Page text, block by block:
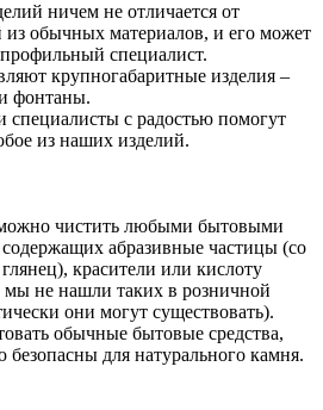
ничем не отличается от
из обычных материалов, и его может
специалист.
крупногабаритные изделия –
фонтаны.
специалисты с радостью помогут
из наших изделий.
чистить любыми бытовыми
абразивные частицы (со
красители или кислоту
мы не нашли таких в розничной
они могут существовать).
обычные бытовые средства,
безопасны для натурального камня.